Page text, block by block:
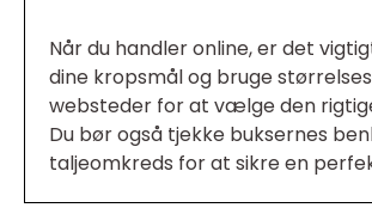
Når du handler online, er det
dine kropsmål og bruge
websteder for at vælge den
Du bør også tjekke buksernes
taljeomkreds for at sikre en